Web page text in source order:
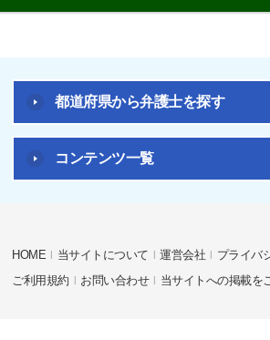
都道府県から弁護士を探す
コンテンツ一覧
HOME 当サイトについて 運営会社
プライバ
ご利用規約
お問い合わせ 当サイトへの掲載を